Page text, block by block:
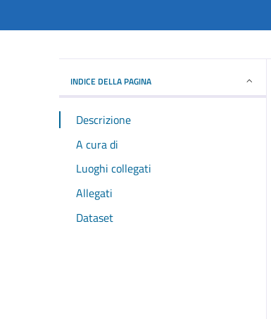
INDICE DELLA PAGINA
Descrizione
A cura di
Luoghi collegati
Allegati
Dataset